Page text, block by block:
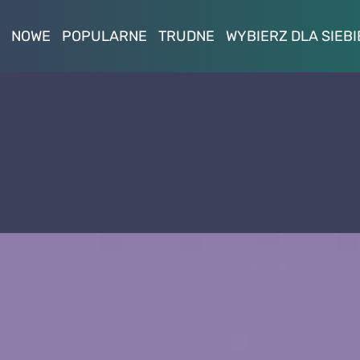
NOWE POPULARNE TRUDNE WYBIERZ DLA